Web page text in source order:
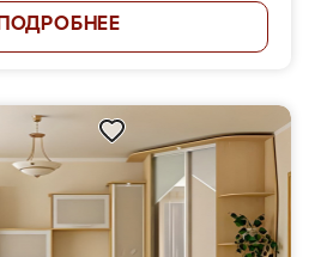
ПОДРОБНЕЕ